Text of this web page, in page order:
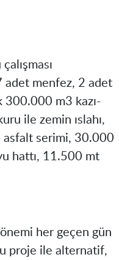
adet menfez, 2 adet
300.000 m3 kazı-
ile zemin ıslahı,
asfalt serimi, 30.000
hattı, 11.500 mt
her geçen gün
proje ile alternatif,